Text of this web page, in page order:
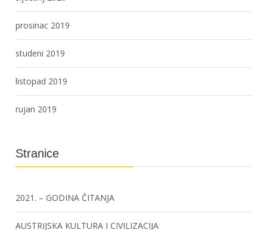
prosinac 2019
studeni 2019
listopad 2019
rujan 2019
Stranice
2021. – GODINA ČITANJA
AUSTRIJSKA KULTURA I CIVILIZACIJA